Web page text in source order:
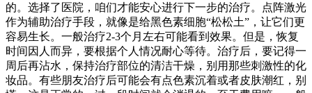
的。选择了医院，咱们才能安心进行下一步的治疗。点阵激光
作为辅助治疗手段，就像是给黑色素细胞“松松土”，让它们更
容易生长。一般治疗2-3个月左右可能看到效果。但是，恢复
时间因人而异，要根据个人情况耐心等待。治疗后，要记得一
周后再沾水，保持治疗部位的清洁干燥，别用那些刺激性的化
妆品。有些朋友治疗后可能会有点色素沉着或者皮肤潮红，别